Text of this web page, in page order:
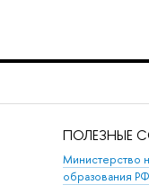
ПОЛЕЗНЫЕ
Министерство
образования РФ